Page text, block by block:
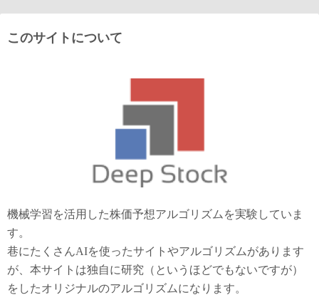
このサイトについて
機械学習を活用した株価予想アルゴリズムを実験していま
す。
巷にたくさんAIを使ったサイトやアルゴリズムがあります
が、本サイトは独自に研究（というほどでもないですが）
をしたオリジナルのアルゴリズムになります。